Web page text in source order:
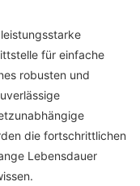
für einfache
robusten und
die fortschrittlichen
Lebensdauer